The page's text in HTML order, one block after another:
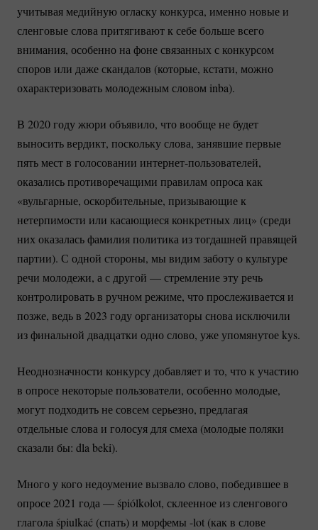
учитывая медийную огласку конкурса, именно новые и
сленговые слова притягивают к себе больше всего
внимания, особенно на фоне связанных с конкурсом
споров или даже скандалов (которые, кстати, можно
охарактеризовать молодежным словом inba).
В 2020 году жюри объявило, что вообще не будет
выносить вердикт, поскольку слова, занявшие первые
пять мест в голосовании интернет-пользователей,
оказались противоречащими правилам опроса как
«вульгарные, оскорбительные, призывающие к
нетерпимости или касающиеся конкретных лиц» (среди
них оказалась фамилия политика из тогдашней правящей
партии). С одной стороны, мы видим заботу о культуре
речи молодежи, а с другой — стремление эту речь
контролировать в ручном режиме, что прослеживается и
позже, ведь в 2023 году организаторы снова исключили
из финальной двадцатки одно слово, уже упомянутое kys.
Неоднозначности конкурсу добавляет и то, что к участию
в опросе некоторые пользователи, особенно молодые,
могут подходить не совсем серьезно, предлагая
отдельные слова и голосуя для смеха (молодые поляки
сказали бы: dla beki).
Много у кого недоумение вызвало слово, победившее в
опросе 2021 года — śpiólkolot, склеенное из сленгового
глагола śpiulkać (спать) и морфемы -lot (как в слове